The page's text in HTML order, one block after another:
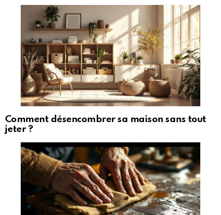
Comment désencombrer sa maison sans tout
jeter ?